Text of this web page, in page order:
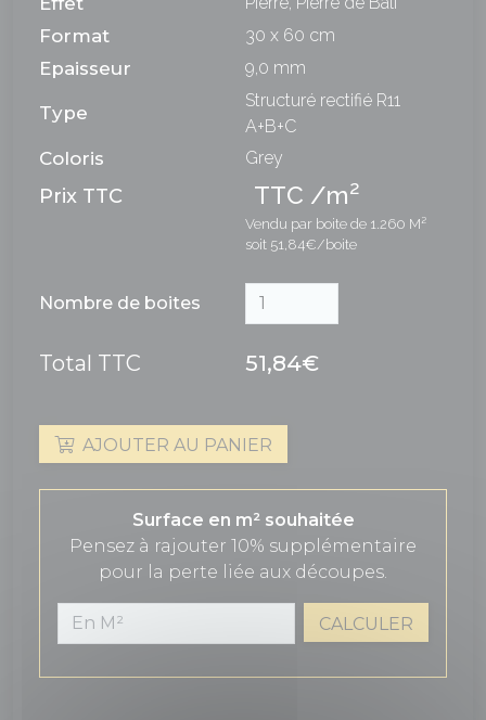
Format 30 x 60 cm
Epaisseur 9,0 mm
Type
Structuré rectifié R11
A+B+C
Coloris Grey
Prix TTC TTC /m2
Vendu par boite de 1.260 M²
soit 51,84€/boite
Nombre de boites
Total TTC 51,84€
AJOUTER AU PANIER
Surface en m² souhaitée
Pensez à rajouter 10% supplémentaire
pour la perte liée aux découpes.
CALCULER